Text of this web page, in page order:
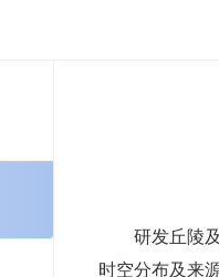
研发丘陵
时空分布及来